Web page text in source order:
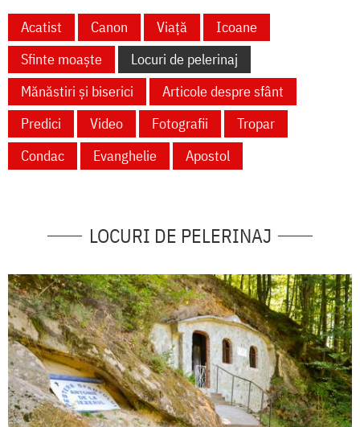
Acatist Canon Viață
Icoane
Sfinte moaște
Locuri de pelerinaj
Mănăstiri și biserici
Articole despre sfânt
Predici
Video Fotografii
Tropar
Condac
Evanghelie Apostol
LOCURI DE PELERINAJ